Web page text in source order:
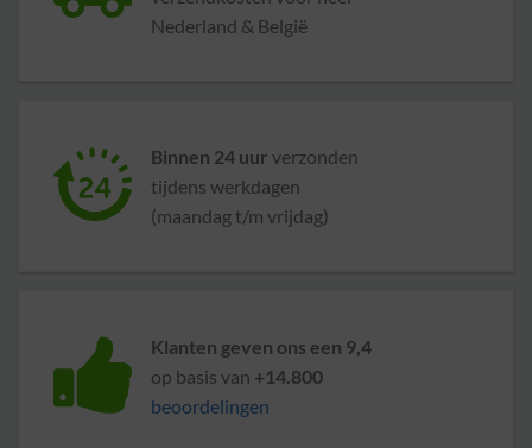
Nederland & België
Binnen 24 uur verzonden
tijdens werkdagen
(maandag t/m vrijdag)
Klanten geven ons een 9,4
op basis van +14.800
beoordelingen